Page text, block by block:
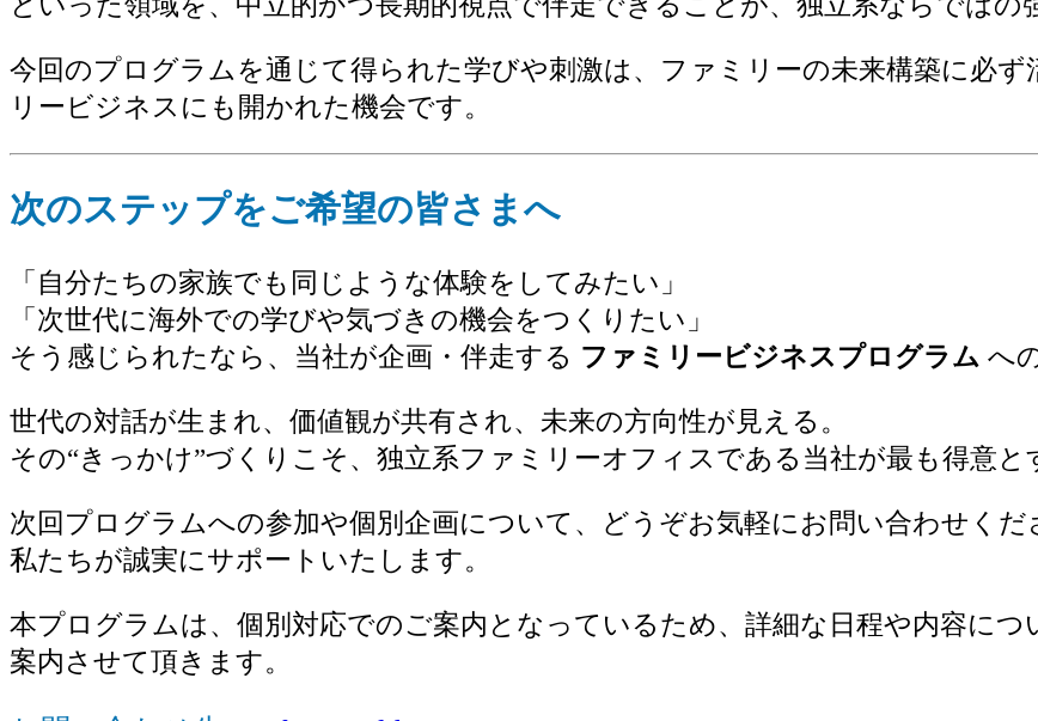
今回のプログラムを通じて得られた学びや刺激は、ファミリーの未来構築に必
リービジネスにも開かれた機会です。
次のステップをご希望の皆さまへ
「自分たちの家族でも同じような体験をしてみたい」
「次世代に海外での学びや気づきの機会をつくりたい」
そう感じられたなら、当社が企画・伴走する ファミリービジネスプログラム へ
世代の対話が生まれ、価値観が共有され、未来の方向性が見える。
その“きっかけ”づくりこそ、独立系ファミリーオフィスである当社が最も得意と
次回プログラムへの参加や個別企画について、どうぞお気軽にお問い合わせくだ
私たちが誠実にサポートいたします。
本プログラムは、個別対応でのご案内となっているため、詳細な日程や内容に
案内させて頂きます。